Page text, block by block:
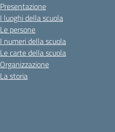
Presentazione
I luoghi della scuola
Le persone
I numeri della scuola
Le carte della scuola
Organizzazione
La storia